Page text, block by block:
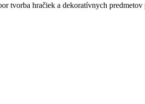
hračiek a dekoratívnych predmetov